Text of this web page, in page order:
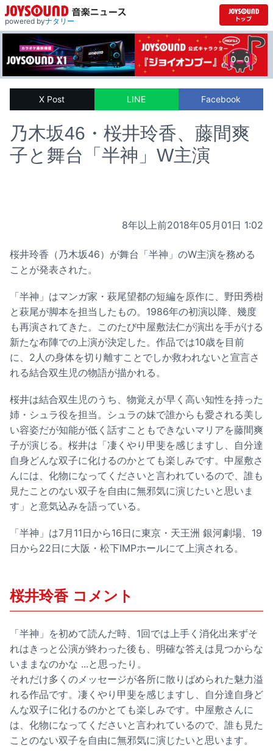
powered byナタリー
X Post LINE Facebook
乃木坂46・桜井玲香、藤間爽
子と舞台「半神」W主演
8年以上前2018年05月01日 1:02
桜井玲香（乃木坂46）が舞台「半神」のW主演を務める
ことが発表された。
「半神」はマンガ家・萩尾望都の短編を原作に、野田秀樹
と萩尾が脚本を担当したもの。1986年の初演以降、幾度
も再演されてきた。このたび中屋敷法仁が演出を手がける
新たな布陣での上演が決定した。作品では10歳を目前
に、2人の身体を切り離すことでしか救われないと宣言さ
れる結合双生児の物語が描かれる。
桜井は結合双生児のうち、物覚えが早く高い知性を持った
姉・シュラ役を担当。シュラの妹で誰からも愛される美し
い容姿だが知能が低く話すこともできないマリアを藤間爽
子が演じる。桜井は「凄くやり甲斐を感じますし、自分達
自身どんな双子に化けるのかとても楽しみです。中屋敷さ
んには、化物になってくださいと言われているので、誰も
見たことのない双子を自由に無邪気に演じたいと思いま
す」と意気込みを語っている。
「半神」は7月11日から16日に東京・天王洲 銀河劇場、19
日から22日に大阪・松下IMPホールにて上演される。
桜井玲香 コメント
「半神」を初めて読んだ時、1回では上手く消化出来ずそ
れはきっと公演が終わった後も、明確な答えは見つからな
いままなのかな ...と思ったり。
それだけ多くのメッセージが各所に散りばめられた魅力溢
れる作品です。凄くやり甲斐を感じますし、自分達自身ど
んな双子に化けるのかとても楽しみです。中屋敷さんに
は、化物になってくださいと言われているので、誰も見た
ことのない双子を自由に無邪気に演じたいと思います。